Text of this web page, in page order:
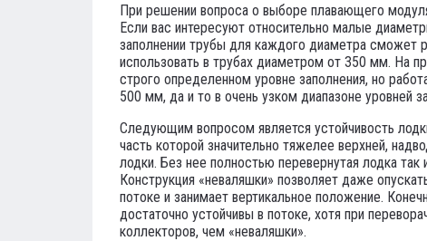
При решении вопроса о выборе плавающего
Если вас интересуют относительно малые
заполнении трубы для каждого диаметра сможет
использовать в трубах диаметром от 350 мм. На
строго определенном уровне заполнения, но
500 мм, да и то в очень узком диапазоне уровней
Следующим вопросом является устойчивость
часть которой значительно тяжелее верхней,
лодки. Без нее полностью перевернутая лодка
Конструкция «неваляшки» позволяет даже
потоке и занимает вертикальное положение.
достаточно устойчивы в потоке, хотя при
коллекторов, чем «неваляшки».